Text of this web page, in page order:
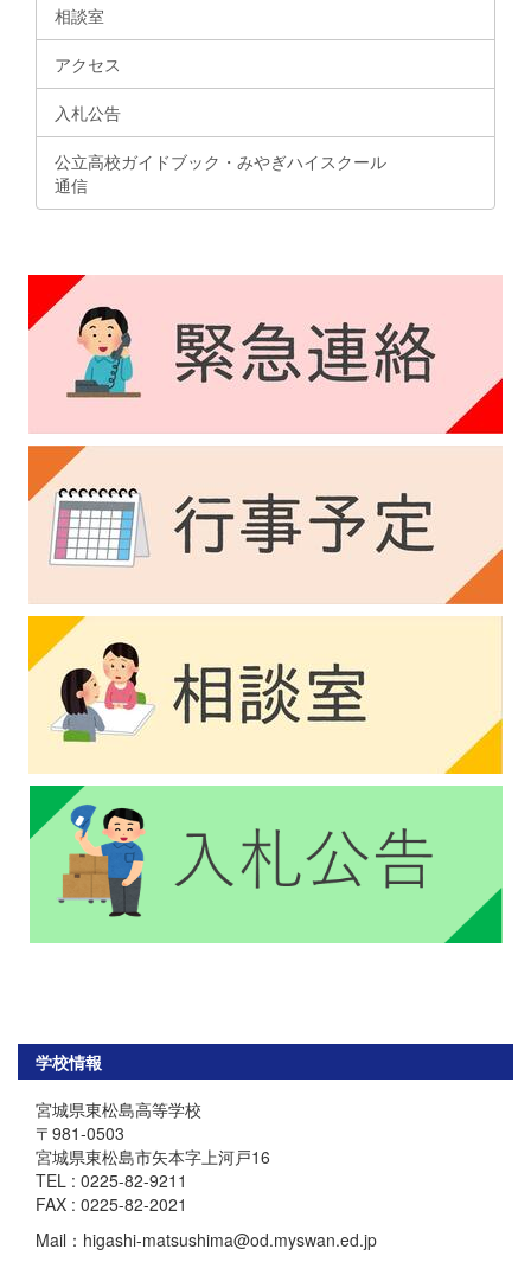
相談室
アクセス
入札公告
公立高校ガイドブック・みやぎハイスクール
通信
学校情報
宮城県東松島高等学校
〒981-0503
宮城県東松島市矢本字上河戸16
TEL : 0225-82-9211
FAX : 0225-82-2021
Mail：higashi-matsushima@od.myswan.ed.jp